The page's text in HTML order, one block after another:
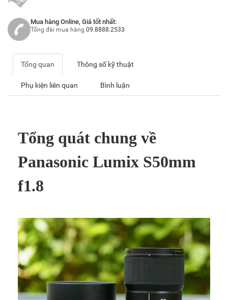
Mua hàng Online, Giá tốt nhất:
Tổng đài mua hàng 09.8888.2533
Tổng quan Thông số kỹ thuật
Phụ kiện liên quan Bình luận
Tổng quát chung về
Panasonic Lumix S50mm
f1.8